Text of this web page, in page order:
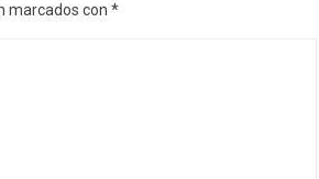
marcados con *